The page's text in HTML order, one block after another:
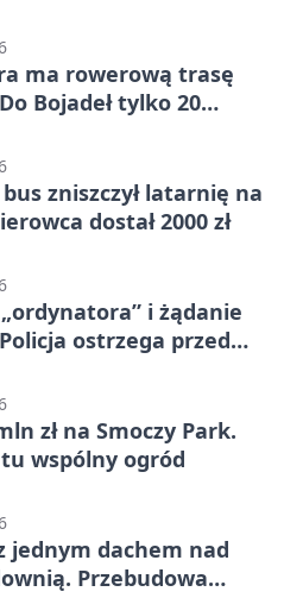
ma rowerową trasę
Bojadeł tylko 20
zniszczył latarnię na
dostał 2000 zł
i żądanie
ostrzega przed
zł na Smoczy Park.
wspólny ogród
jednym dachem nad
Przebudowa